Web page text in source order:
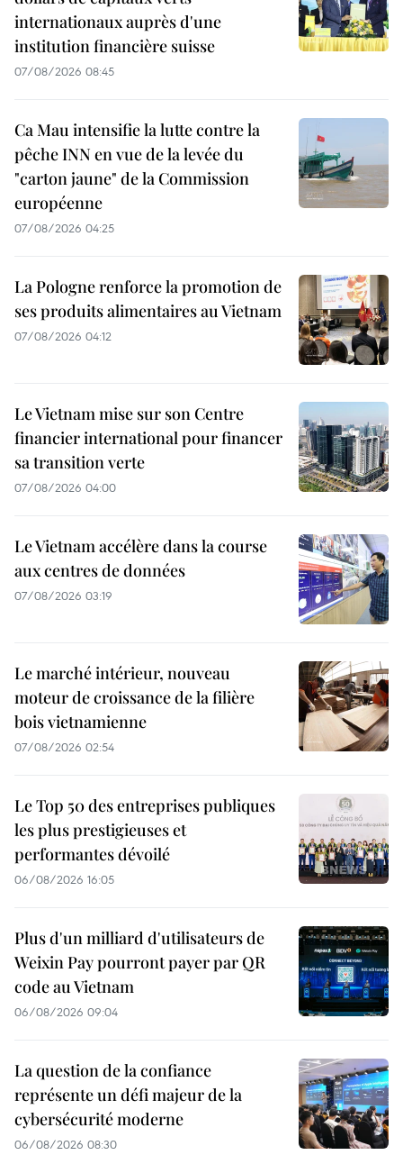
internationaux auprès d'une
institution financière suisse
07/08/2026 08:45
Ca Mau intensifie la lutte contre la
pêche INN en vue de la levée du
"carton jaune" de la Commission
européenne
07/08/2026 04:25
La Pologne renforce la promotion de
ses produits alimentaires au Vietnam
07/08/2026 04:12
Le Vietnam mise sur son Centre
financier international pour financer
sa transition verte
07/08/2026 04:00
Le Vietnam accélère dans la course
aux centres de données
07/08/2026 03:19
Le marché intérieur, nouveau
moteur de croissance de la filière
bois vietnamienne
07/08/2026 02:54
Le Top 50 des entreprises publiques
les plus prestigieuses et
performantes dévoilé
06/08/2026 16:05
Plus d'un milliard d'utilisateurs de
Weixin Pay pourront payer par QR
code au Vietnam
06/08/2026 09:04
La question de la confiance
représente un défi majeur de la
cybersécurité moderne
06/08/2026 08:30